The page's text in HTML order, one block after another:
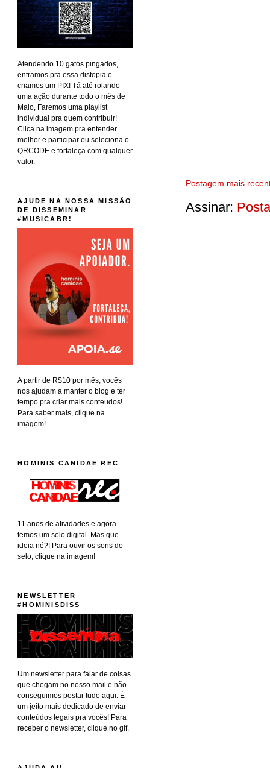
Postagem mais
Assinar:
Atendendo 10 gatos pingados,
entramos pra essa distopia e
criamos um PIX! Tá até rolando
uma ação durante todo o mês de
Maio, Faremos uma playlist
individual pra quem contribuir!
Clica na imagem pra entender
melhor e participar ou seleciona o
QRCODE e fortaleça com qualquer
valor.
AJUDE NA NOSSA MISSÃO
DE DISSEMINAR
#MUSICABR!
A partir de R$10 por mês, vocês
nos ajudam a manter o blog e ter
tempo pra criar mais conteudos!
Para saber mais, clique na
imagem!
HOMINIS CANIDAE REC
11 anos de atividades e agora
temos um selo digital. Mas que
ideia né?! Para ouvir os sons do
selo, clique na imagem!
NEWSLETTER
#HOMINISDISS
Um newsletter para falar de coisas
que chegam no nosso mail e não
conseguimos postar tudo aqui. É
um jeito mais dedicado de enviar
conteúdos legais pra vocês! Para
receber o newsletter, clique no gif.